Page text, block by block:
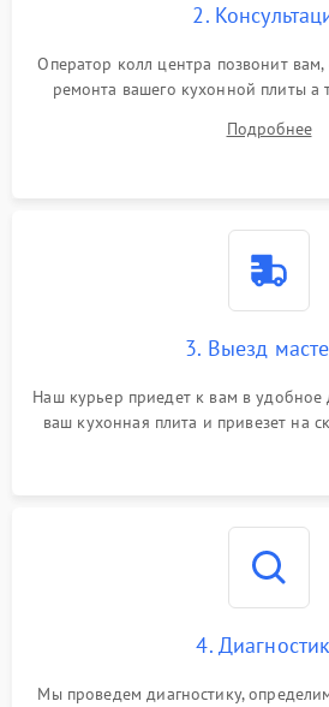
2.
Оператор колл центра позвонит
ремонта вашего кухонной плиты а
Подробнее
3. Выезд
Наш курьер приедет к вам в удобное
ваш кухонная плита и привезет на
4.
Мы проведем диагностику,